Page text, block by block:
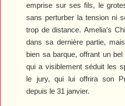
emprise sur ses fils, le
sans perturber la tension ni
trop de distance. Amelia’s
dans sa dernière partie,
bien sa barque, offrant un bel
qui a visiblement séduit les
le jury, qui lui offrira son
depuis le 31 janvier.